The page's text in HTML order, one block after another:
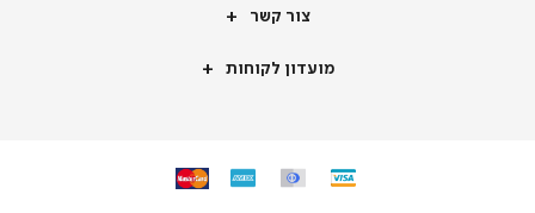
צור
צור קשר
מועדון
לקוחות
מועדון לקוחות